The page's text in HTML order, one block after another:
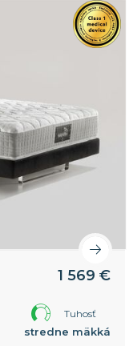
1 569 €
Tuhosť
stredne mäkká